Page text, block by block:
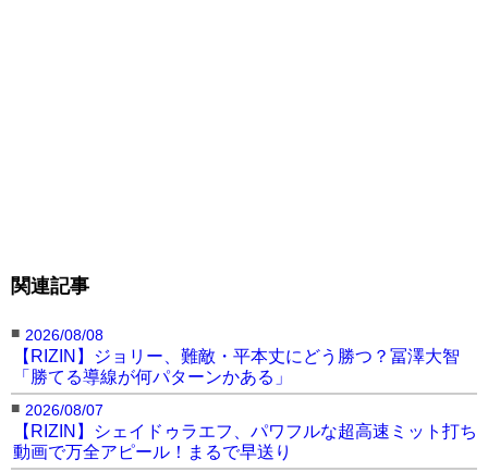
関連記事
■ 2026/08/08
【RIZIN】ジョリー、難敵・平本丈にどう勝つ？冨澤大智
「勝てる導線が何パターンかある」
■ 2026/08/07
【RIZIN】シェイドゥラエフ、パワフルな超高速ミット打ち
動画で万全アピール！まるで早送り